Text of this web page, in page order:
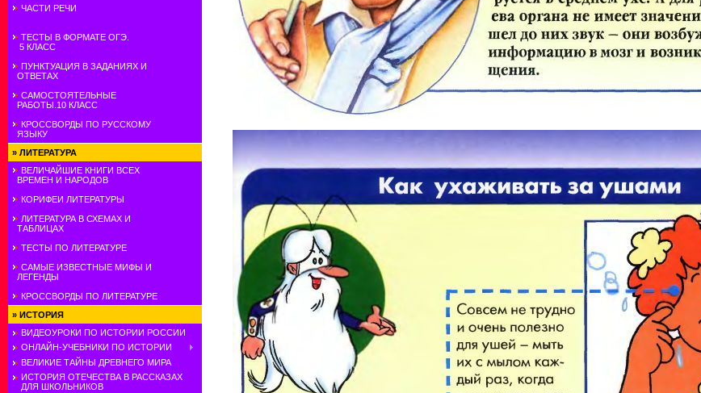
ЧАСТИ РЕЧИ
ТЕСТЫ В ФОРМАТЕ ОГЭ.
5 КЛАСС
ПУНКТУАЦИЯ В ЗАДАНИЯХ И
ОТВЕТАХ
САМОСТОЯТЕЛЬНЫЕ
РАБОТЫ.10 КЛАСС
КРОССВОРДЫ ПО РУССКОМУ
ЯЗЫКУ
» ЛИТЕРАТУРА
ВЕЛИЧАЙШИЕ КНИГИ ВСЕХ
ВРЕМЕН И НАРОДОВ
КОРИФЕИ ЛИТЕРАТУРЫ
ЛИТЕРАТУРА В СХЕМАХ И
ТАБЛИЦАХ
ТЕСТЫ ПО ЛИТЕРАТУРЕ
САМЫЕ ИЗВЕСТНЫЕ МИФЫ И
ЛЕГЕНДЫ
КРОССВОРДЫ ПО ЛИТЕРАТУРЕ
» ИСТОРИЯ
ВИДЕОУРОКИ ПО ИСТОРИИ РОССИИ
ОНЛАЙН-УЧЕБНИКИ ПО ИСТОРИИ
ВЕЛИКИЕ ТАЙНЫ ДРЕВНЕГО МИРА
ИСТОРИЯ ОТЕЧЕСТВА В РАССКАЗАХ
ДЛЯ ШКОЛЬНИКОВ